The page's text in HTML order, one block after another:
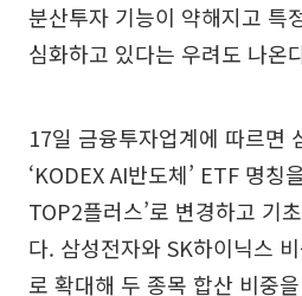
분산투자 기능이 약해지고 특
심화하고 있다는 우려도 나온
17일 금융투자업계에 따르면
‘KODEX AI반도체’ ETF 명칭
TOP2플러스’로 변경하고 기
다. 삼성전자와 SK하이닉스
로 확대해 두 종목 합산 비중